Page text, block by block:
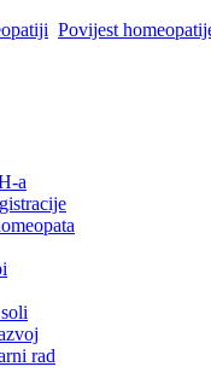
Povijest
a
rad